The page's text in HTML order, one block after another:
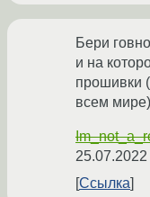
Бери
и на
прошивки
всем
Ссылка